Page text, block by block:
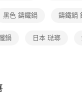
黑色 鑄鐵鍋 鑄鐵鍋
鍋 日本 琺瑯